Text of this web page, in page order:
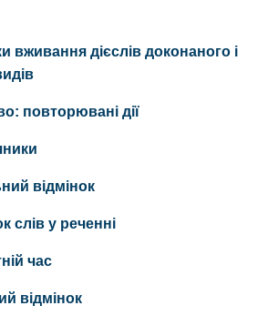
вживання дієслів доконаного і
повторювані дії
відмінок
слів у реченні
час
відмінок